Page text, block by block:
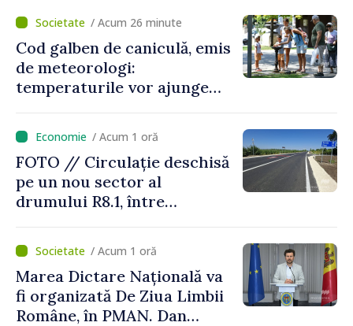
/ Acum 26 minute
Cod galben de caniculă, emis
de meteorologi:
temperaturile vor ajunge
/ Acum 1 oră
FOTO // Circulație deschisă
pe un nou sector al
drumului R8.1, între
Bolea: „Drumuri bune
înseamnă deplasări sigure
ale agenților economici și
cetățenilor”
/ Acum 1 oră
Marea Dictare Națională va
fi organizată De Ziua Limbii
Române, în PMAN. Dan